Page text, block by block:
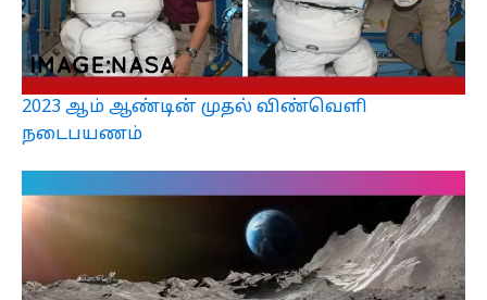
2023 ஆம் ஆண்டின் முதல் விண்வெளி
நடைபயணம்